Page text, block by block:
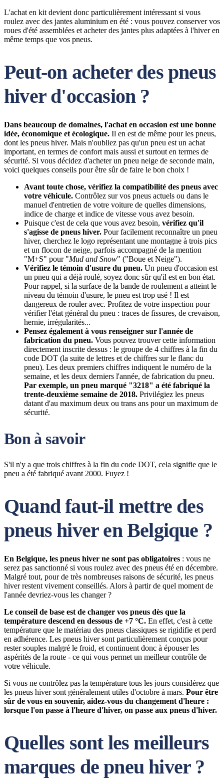
L'achat en kit devient donc particulièrement intéressant si vous
roulez avec des jantes aluminium en été : vous pouvez conserver vos
roues d'été assemblées et acheter des jantes plus adaptées à l'hiver en
même temps que vos pneus.
Peut-on acheter des pneus
hiver d'occasion ?
Dans beaucoup de domaines, l'achat en occasion est une bonne
idée, économique et écologique. Il en est de même pour les pneus,
dont les pneus hiver. Mais n'oubliez pas qu'un pneu est un achat
important, en termes de confort mais aussi et surtout en termes de
sécurité. Si vous décidez d'acheter un pneu neige de seconde main,
voici quelques conseils pour être sûr de faire le bon choix !
Avant toute chose, vérifiez la compatibilité des pneus avec
votre véhicule. Contrôlez sur vos pneus actuels ou dans le
manuel d'entretien de votre voiture de quelles dimensions,
indice de charge et indice de vitesse vous avez besoin.
Puisque c'est de cela que vous avez besoin, vérifiez qu'il
s'agisse de pneus hiver. Pour facilement reconnaître un pneu
hiver, cherchez le logo représentant une montagne à trois pics
et un flocon de neige, parfois accompagné de la mention
"M+S" pour "Mud and Snow" ("Boue et Neige").
Vérifiez le témoin d'usure du pneu. Un pneu d'occasion est
un pneu qui a déjà roulé, soyez donc sûr qu'il est en bon état.
Pour rappel, si la surface de la bande de roulement a atteint le
niveau du témoin d'usure, le pneu est trop usé ! Il est
dangereux de rouler avec. Profitez de votre inspection pour
vérifier l'état général du pneu : traces de fissures, de crevaison,
hernie, irrégularités...
Pensez également à vous renseigner sur l'année de
fabrication du pneu. Vous pouvez trouver cette information
directement inscrite dessus : le groupe de 4 chiffres à la fin du
code DOT (la suite de lettres et de chiffres sur le flanc du
pneu). Les deux premiers chiffres indiquent le numéro de la
semaine, et les deux derniers l'année, de fabrication du pneu.
Par exemple, un pneu marqué "3218" a été fabriqué la
trente-deuxième semaine de 2018. Privilégiez les pneus
datant d'au maximum deux ou trans ans pour un maximum de
sécurité.
Bon à savoir
S'il n'y a que trois chiffres à la fin du code DOT, cela signifie que le
pneu a été fabriqué avant 2000. Fuyez !
Quand faut-il mettre des
pneus hiver en Belgique ?
En Belgique, les pneus hiver ne sont pas obligatoires : vous ne
serez pas sanctionné si vous roulez avec des pneus été en décembre.
Malgré tout, pour de très nombreuses raisons de sécurité, les pneus
hiver restent vivement conseillés. Alors à partir de quel moment de
l'année devriez-vous les changer ?
Le conseil de base est de changer vos pneus dès que la
température descend en dessous de +7 °C. En effet, c'est à cette
température que le matériau des pneus classiques se rigidifie et perd
en adhérence. Les pneus hiver sont particulièrement conçus pour
rester souples malgré le froid, et continuent donc à épouser les
aspérités de la route - ce qui vous permet un meilleur contrôle de
votre véhicule.
Si vous ne contrôlez pas la température tous les jours considérez que
les pneus hiver sont généralement utiles d'octobre à mars. Pour être
sûr de vous en souvenir, aidez-vous du changement d'heure :
lorsque l'on passe à l'heure d'hiver, on passe aux pneus d'hiver.
Quelles sont les meilleurs
marques de pneu hiver ?